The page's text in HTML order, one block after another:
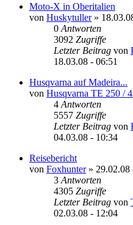
Moto-X in Oberitalien
von Huskytuller»
0 Antworten
3092 Zugriffe
Letzter Beitrag von
18.03.08 - 06:51
Husqvarna auf Madeira...
von Husqvarna TE 250 /
4 Antworten
5557 Zugriffe
Letzter Beitrag von
04.03.08 - 10:34
Reisebericht
von Foxhunter» 29.02.08
3 Antworten
4305 Zugriffe
Letzter Beitrag von
02.03.08 - 12:04